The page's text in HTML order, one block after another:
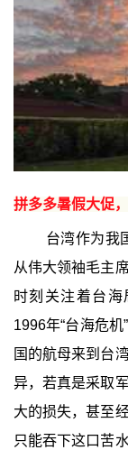
拼多多暑假大促
台湾作为我
从伟大领袖毛主
时刻关注着台海
1996年“台海危
国的航母来到台
异，若真是采取
大的损失，甚至
只能吞下这口苦